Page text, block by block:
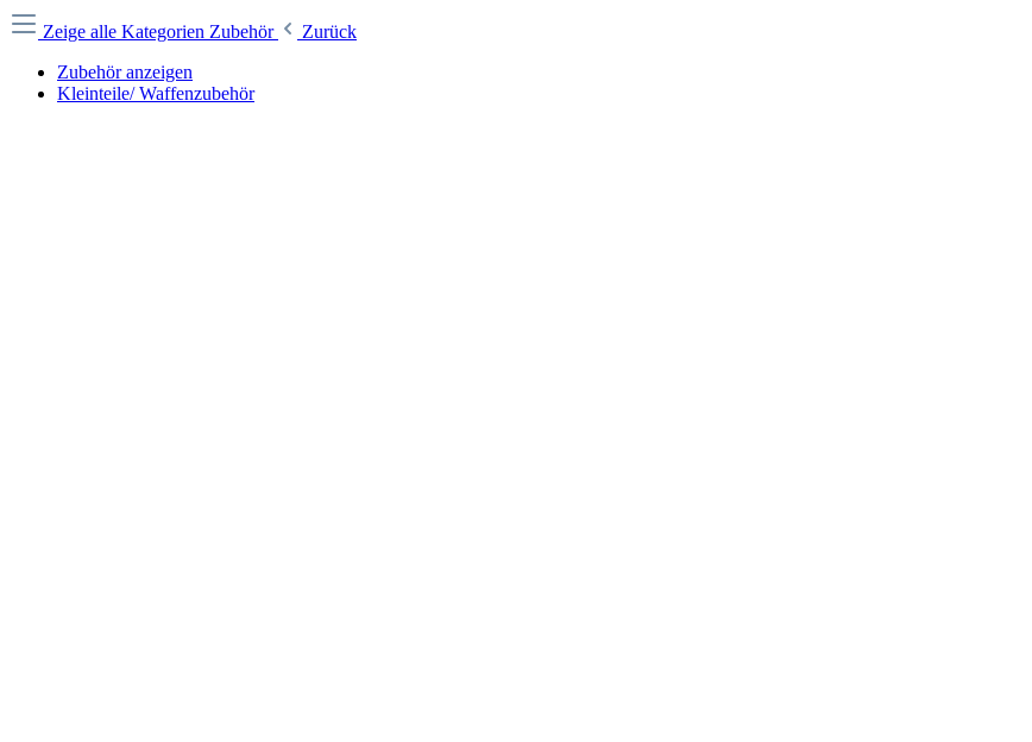
Zeige alle Kategorien Zubehör
Zurück
Zubehör anzeigen
Kleinteile/ Waffenzubehör